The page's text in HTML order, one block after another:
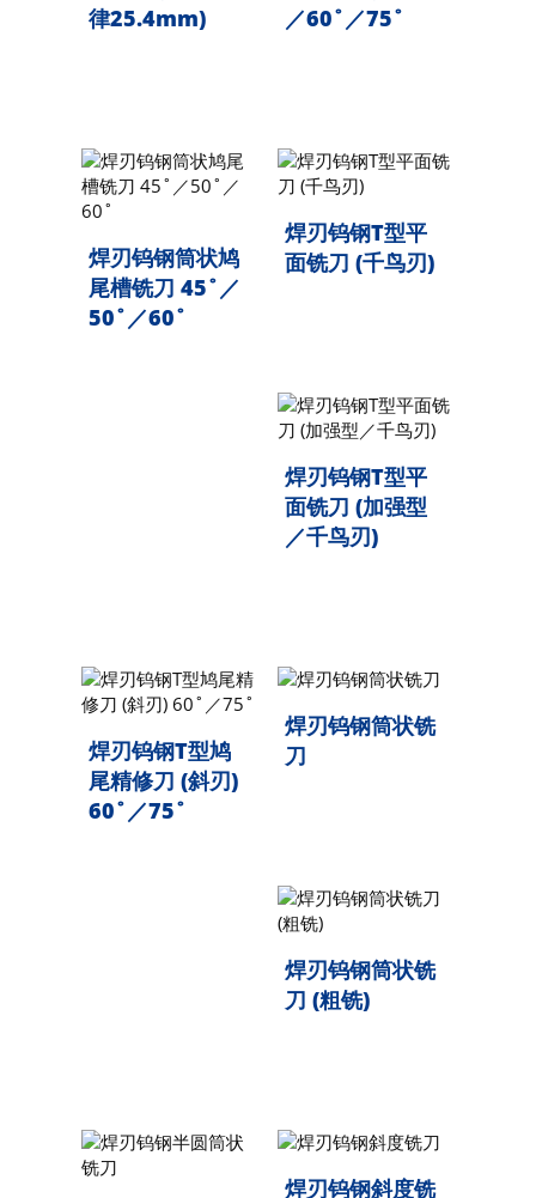
律25.4mm)
／60˚／75˚
焊刃钨钢筒状鸠
尾槽铣刀 45˚／
50˚／60˚
焊刃钨钢T型平
面铣刀 (千鸟刃)
焊刃钨钢T型平
面铣刀 (加强型
／千鸟刃)
焊刃钨钢T型鸠
尾精修刀 (斜刃)
60˚／75˚
焊刃钨钢筒状铣
刀
焊刃钨钢筒状铣
刀 (粗铣)
焊刃钨钢斜度铣